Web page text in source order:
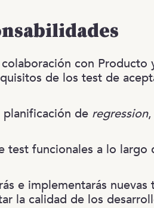
con
de los test de
de regression,
test funcionales a lo largo
e implementarás
la calidad de los